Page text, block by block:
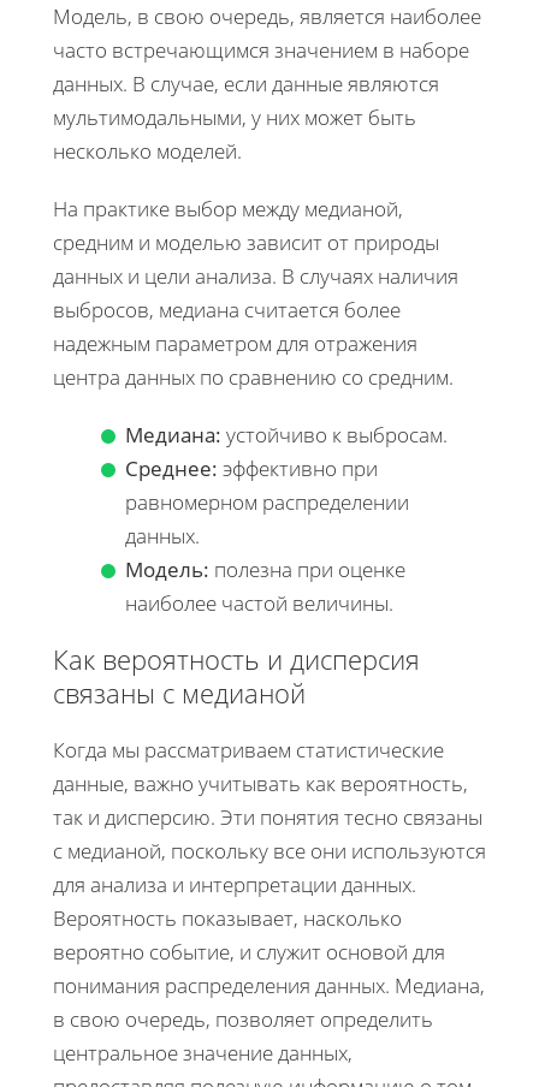
Модель, в свою очередь, является наиболее
часто встречающимся значением в наборе
данных. В случае, если данные являются
мультимодальными, у них может быть
несколько моделей.
На практике выбор между медианой,
средним и моделью зависит от природы
данных и цели анализа. В случаях наличия
выбросов, медиана считается более
надежным параметром для отражения
центра данных по сравнению со средним.
Медиана: устойчиво к выбросам.
Среднее: эффективно при
равномерном распределении
данных.
Модель: полезна при оценке
наиболее частой величины.
Как вероятность и дисперсия
связаны с медианой
Когда мы рассматриваем статистические
данные, важно учитывать как вероятность,
так и дисперсию. Эти понятия тесно связаны
с медианой, поскольку все они используются
для анализа и интерпретации данных.
Вероятность показывает, насколько
вероятно событие, и служит основой для
понимания распределения данных. Медиана,
в свою очередь, позволяет определить
центральное значение данных,